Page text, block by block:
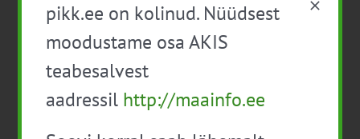
Facebook
pikk.ee on kolinud. Nüüdsest
moodustame osa AKIS
teabesalvest
aadressil http://maainfo.ee